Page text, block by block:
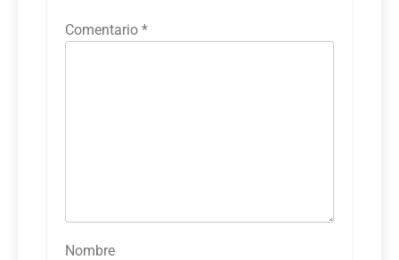
Comentario *
Nombre